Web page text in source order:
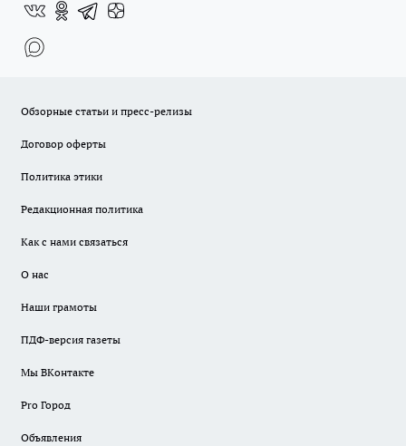
Обзорные статьи и пресс-релизы
Договор оферты
Политика этики
Редакционная политика
Как с нами связаться
О нас
Наши грамоты
ПДФ-версия газеты
Мы ВКонтакте
Pro Город
Объявления